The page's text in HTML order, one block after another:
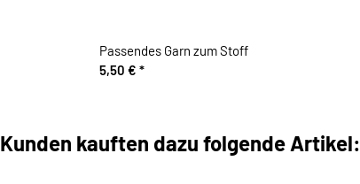
Passendes Garn zum Stoff
5,50 € *
Kunden kauften dazu folgende Artikel: